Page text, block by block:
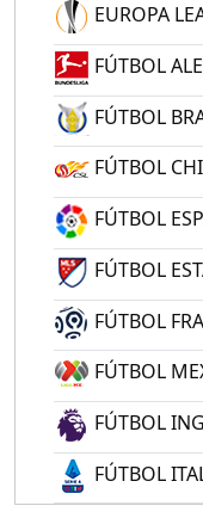
EUROPA
FÚTBOL
FÚTBOL
FÚTBOL
FÚTBOL
FÚTBOL
FÚTBOL
FÚTBOL
FÚTBOL
FÚTBOL